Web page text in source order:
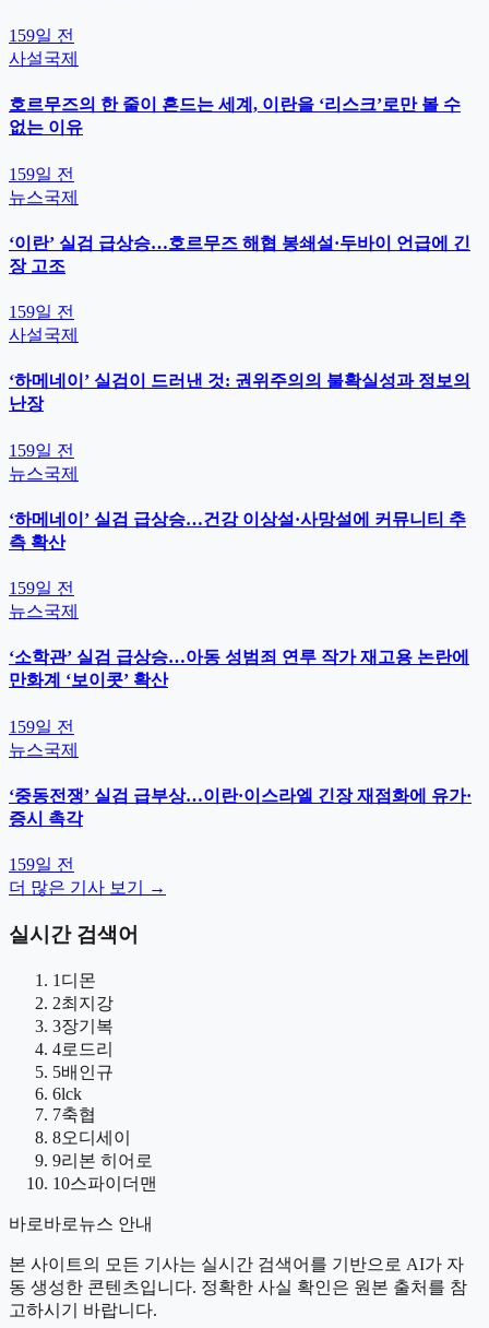
159일 전
사설국제
호르무즈의 한 줄이 흔드는 세계, 이란을 ‘리스크’로만 볼 수
없는 이유
159일 전
뉴스국제
‘이란’ 실검 급상승…호르무즈 해협 봉쇄설·두바이 언급에 긴
장 고조
159일 전
사설국제
‘하메네이’ 실검이 드러낸 것: 권위주의의 불확실성과 정보의
난장
159일 전
뉴스국제
‘하메네이’ 실검 급상승…건강 이상설·사망설에 커뮤니티 추
측 확산
159일 전
뉴스국제
‘소학관’ 실검 급상승…아동 성범죄 연루 작가 재고용 논란에
만화계 ‘보이콧’ 확산
159일 전
뉴스국제
‘중동전쟁’ 실검 급부상…이란·이스라엘 긴장 재점화에 유가·
증시 촉각
159일 전
더 많은 기사 보기 →
실시간 검색어
1 디몬
2최지강
3장기복
4로드리
5배인규
6lck
7축협
8오디세이
9리본 히어로
10스파이더맨
바로바로뉴스 안내
본 사이트의 모든 기사는 실시간 검색어를 기반으로 AI가 자
동 생성한 콘텐츠입니다. 정확한 사실 확인은 원본 출처를 참
고하시기 바랍니다.